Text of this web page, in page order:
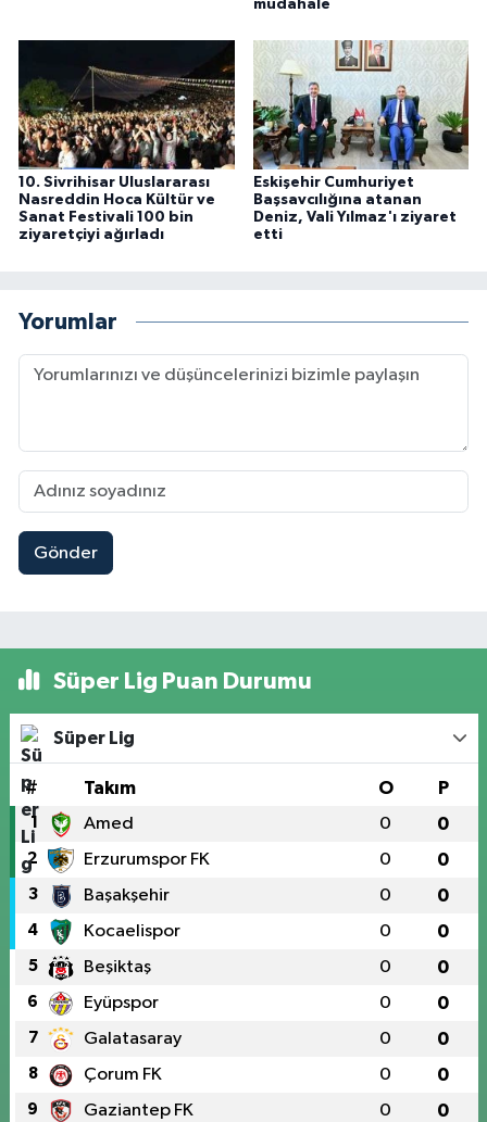
müdahale
10. Sivrihisar Uluslararası
Nasreddin Hoca Kültür ve
Sanat Festivali 100 bin
ziyaretçiyi ağırladı
Eskişehir Cumhuriyet
Başsavcılığına atanan
Deniz, Vali Yılmaz'ı ziyaret
etti
Yorumlar
Gönder
Süper Lig Puan Durumu
Süper Lig
# Takım O P
1 Amed 0 0
2 Erzurumspor FK 0 0
3 Başakşehir 0 0
4 Kocaelispor 0 0
5 Beşiktaş 0 0
6 Eyüpspor 0 0
7 Galatasaray 0 0
8 Çorum FK 0 0
9 Gaziantep FK 0 0